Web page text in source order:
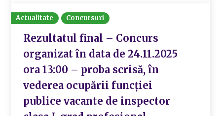
Actualitate Concursuri
Rezultatul final – Concurs
organizat în data de 24.11.2025
ora 13:00 – proba scrisă, în
vederea ocupării funcției
publice vacante de inspector